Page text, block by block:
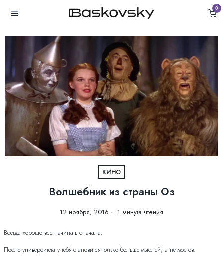
0
КИНО
Волшебник из страны Оз
12 ноября, 2016 1 минута чтения
Всегда хорошо все начинать сначала.
После университета у тебя становится только больше мыслей, а не мозгов.